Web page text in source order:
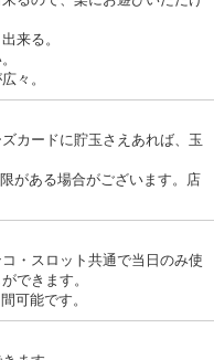
来るので、楽にお遊びいた
出来る。
い。
が広々。
ズカードに貯玉さえあれば
限がある場合がございます
コ・スロット共通で当日の
間可能です。